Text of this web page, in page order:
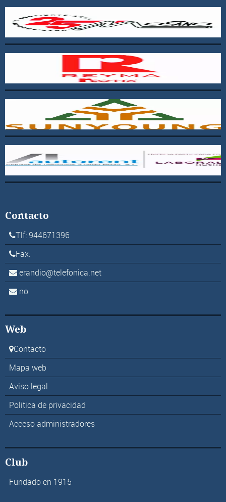
Contacto
Tlf: 944671396
Fax:
erandio@telefonica.net
no
Web
Contacto
Mapa web
Aviso legal
Politica de privacidad
Acceso administradores
Club
Fundado en 1915